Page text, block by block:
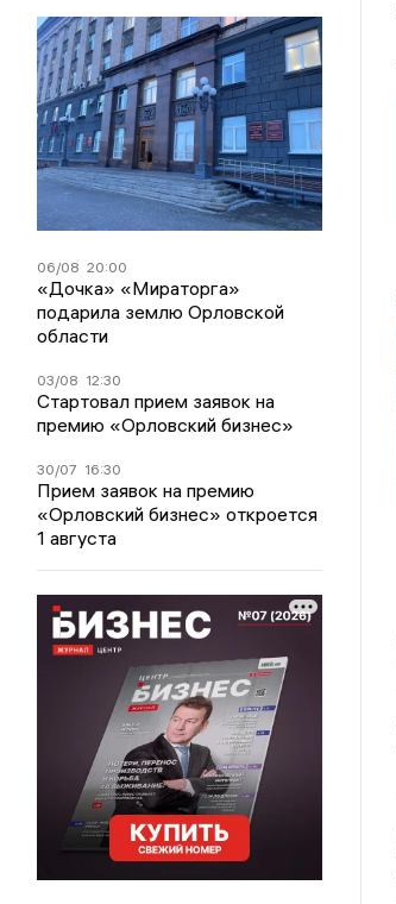
06/08 20:00
«Дочка» «Мираторга»
подарила землю Орловской
области
03/08 12:30
Стартовал прием заявок на
премию «Орловский бизнес»
30/07 16:30
Прием заявок на премию
«Орловский бизнес» откроется
1 августа